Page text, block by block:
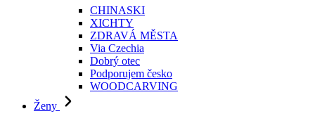
CHINASKI
XICHTY
ZDRAVÁ MĚSTA
Via Czechia
Dobrý otec
Podporujem česko
WOODCARVING
Ženy